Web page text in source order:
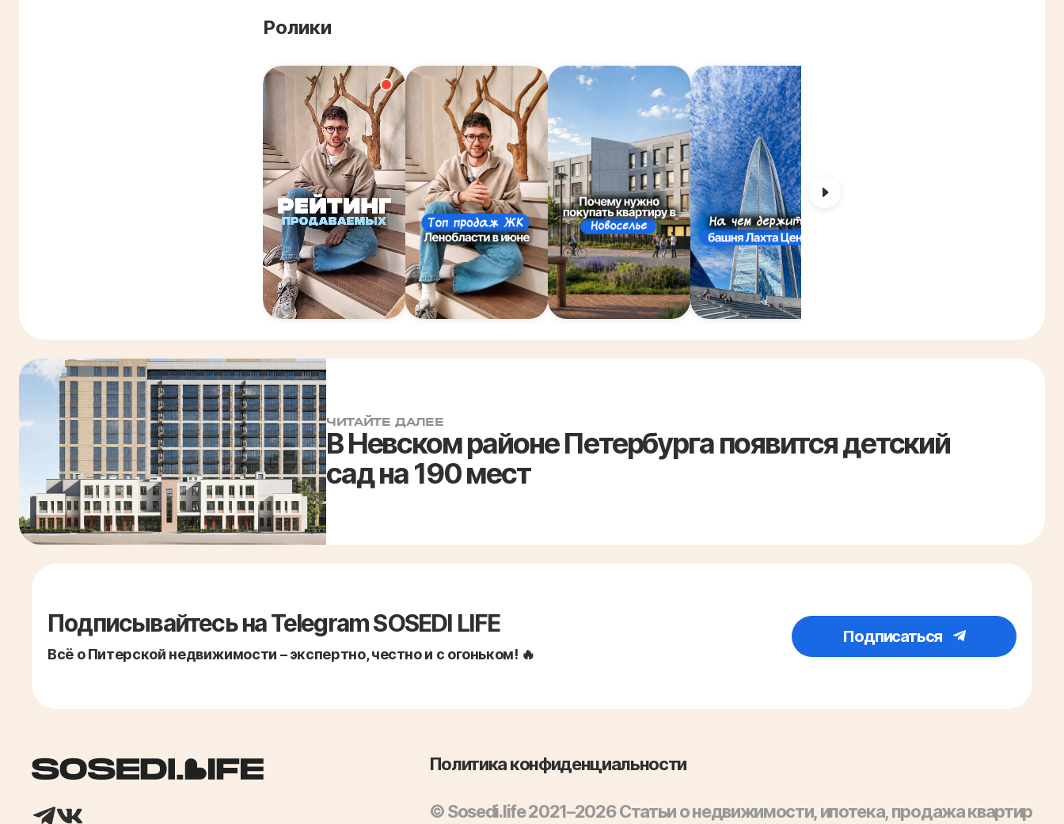
Ролики
ЧИТАЙТЕ ДАЛЕЕ
В Невском районе Петербурга появится детский
сад на 190 мест
Подписывайтесь на Telegram SOSEDI LIFE
Всё о Питерской недвижимости – экспертно, честно и с огоньком! 🔥
Подписаться
Политика конфиденциальности
© Sosedi.life 2021–2026 Статьи о недвижимости, ипотека, продажа квартир